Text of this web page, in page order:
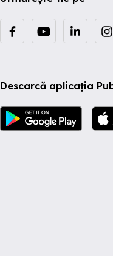
Descarcă aplicația